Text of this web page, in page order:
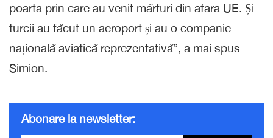
poarta prin care au venit mărfuri din afara UE. Și
turcii au făcut un aeroport și au o companie
națională aviatică reprezentativă”, a mai spus
Simion.
Abonare la newsletter: